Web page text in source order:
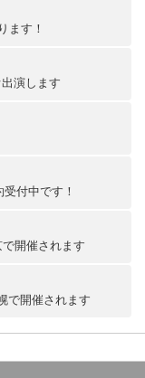
ます！
演します
付中です！
開催されます
で開催されます